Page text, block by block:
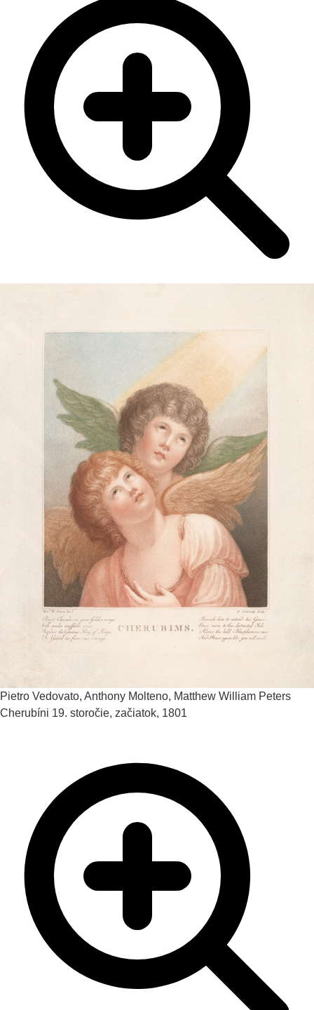
Pietro Vedovato, Anthony Molteno, Matthew William Peters
Cherubíni 19. storočie, začiatok, 1801